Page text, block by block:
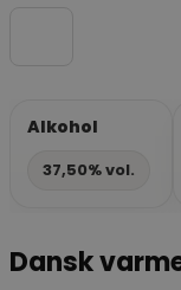
Alkohol
37,50% vol.
Dansk